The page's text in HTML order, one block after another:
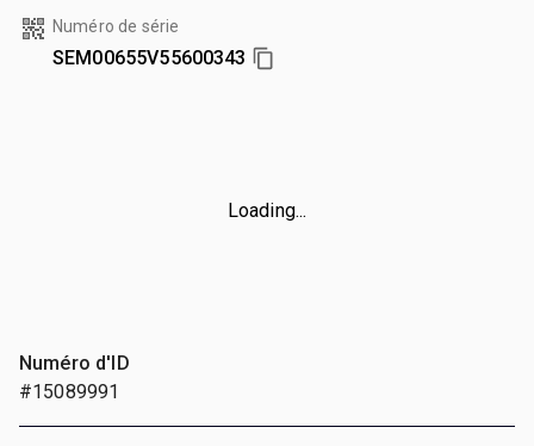
Numéro de série
SEM00655V55600343
Loading...
Numéro d'ID
#15089991